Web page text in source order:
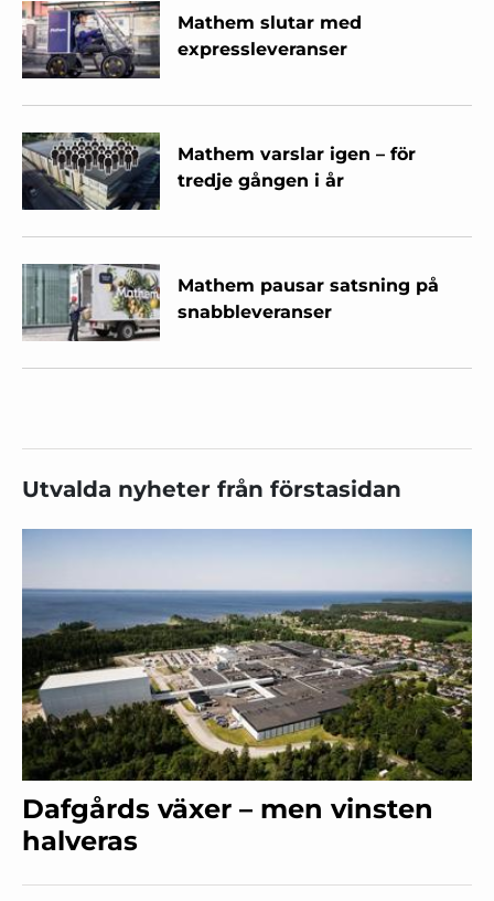
Mathem slutar med
expressleveranser
Mathem varslar igen – för
tredje gången i år
Mathem pausar satsning på
snabbleveranser
Utvalda nyheter från förstasidan
Dafgårds växer – men vinsten
halveras